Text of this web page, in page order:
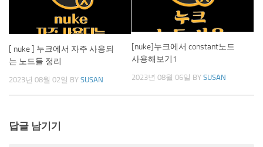
[ nuke ] 누크에서 자주 사용되
는 노드들 정리
2023년 08월 02일 BY SUSAN
[nuke]누크에서 constant노드
사용해보기1
2023년 08월 06일 BY SUSAN
답글 남기기